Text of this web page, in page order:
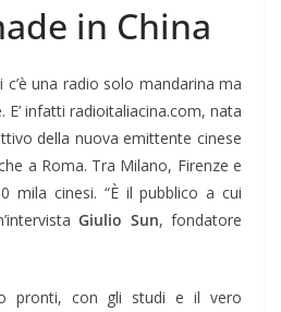
in China
una radio solo mandarina ma
infatti radioitaliacina.com, nata
della nuova emittente cinese
a Roma. Tra Milano, Firenze e
mila cinesi. “È il pubblico a cui
Giulio Sun, fondatore
pronti, con gli studi e il vero